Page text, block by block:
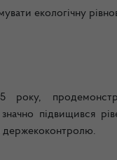
екологічну
року,
підвищився
держекоконтролю.